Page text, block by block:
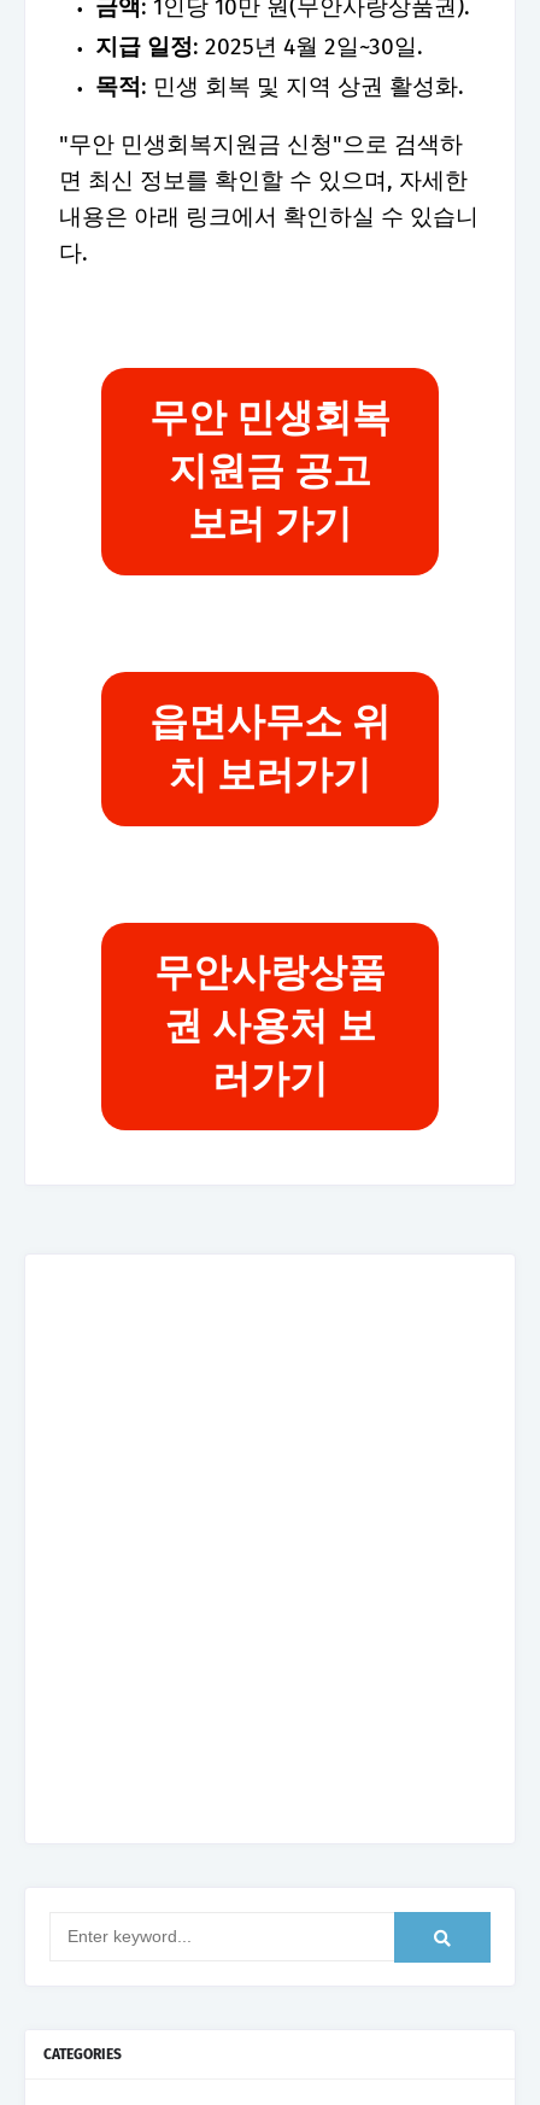
금액: 1인당 10만 원(무안사랑상품권).
지급 일정: 2025년 4월 2일~30일.
목적 : 민생 회복 및 지역 상권 활성화.
"무안 민생회복지원금 신청"으로 검색하
면 최신 정보를 확인할 수 있으며, 자세한
내용은 아래 링크에서 확인하실 수 있습니
다.
무안 민생회복
지원금 공고
보러 가기
읍면사무소 위
치 보러가기
무안사랑상품
권 사용처 보
러가기
CATEGORIES